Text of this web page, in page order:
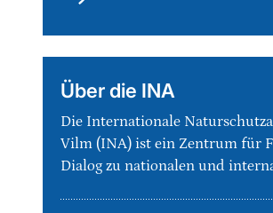
Über die INA
Die Internationale
Vilm (INA) ist ein Zentrum für
Dialog zu nationalen und